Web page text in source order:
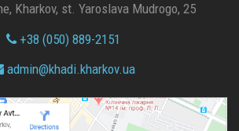
Kharkov, st. Yaroslava Mudrogo, 25
+38 (050) 889-2151
admin@khadi.kharkov.ua